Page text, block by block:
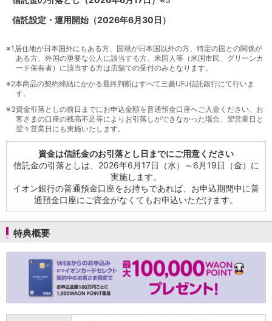
信託設定・運用開始（2026年6月30日）
※1 居住地が日本国外にもある方、国籍が日本国以外の方、特定の国との関係が
ある方、外国の重要な公人に該当する方、米国人等（米国市民、グリーンカ
ード保有者）に該当する方は店舗での受付のみとなります。
※2本商品の契約締結にかかる最終判断はすべて三菱UFJ信託銀行にて行いま
す。
※3資金引落としの前日までにお申込金額を普通預金口座へご入金ください。お
客さまの口座の残高不足等によりお引落しができなかった場合、翌営業日と
翌々営業日にも実施いたします。
資金は信託金のお引落とし日までにご用意ください
信託金の引落としは、2026年6月17日（水）～6月19日（金）に
実施します。
イオン銀行の普通預金口座をお持ちであれば、お申込期間中に普
通預金口座にご資金がなくてもお申込いただけます。
特典概要